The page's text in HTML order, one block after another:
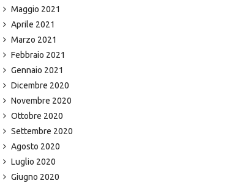
Maggio 2021
Aprile 2021
Marzo 2021
Febbraio 2021
Gennaio 2021
Dicembre 2020
Novembre 2020
Ottobre 2020
Settembre 2020
Agosto 2020
Luglio 2020
Giugno 2020